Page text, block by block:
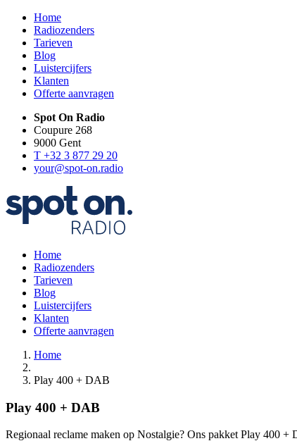
Home
Radiozenders
Tarieven
Blog
Luistercijfers
Klanten
Offerte aanvragen
Spot On Radio
Coupure 268
9000 Gent
T +32 3 877 29 20
your@spot-on.radio
Home
Radiozenders
Tarieven
Blog
Luistercijfers
Klanten
Offerte aanvragen
Home
Play 400 + DAB
Play 400 + DAB
Regionaal reclame maken op Nostalgie? Ons pakket Play 400